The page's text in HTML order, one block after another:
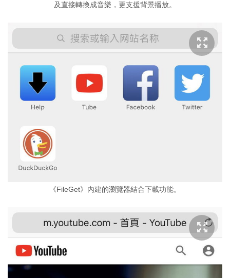
及直接轉換成音樂，更支援背景播放。
《FileGet》內建的瀏覽器結合下載功能。